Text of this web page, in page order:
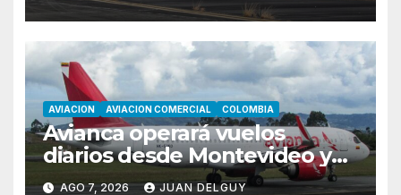
AVIACION AVIACION COMERCIAL COLOMBIA
Avianca operará vuelos
diarios desde Montevideo y
Asunción hacia Bogotá
AGO 7, 2026 JUAN DELGUY